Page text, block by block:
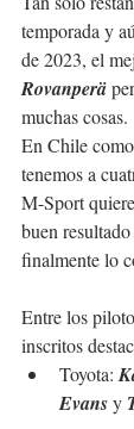
temporada y
de 2023, el
Rovanperä
muchas cosas.
En Chile
tenemos a
M-Sport
buen
finalmente lo
Entre los
inscritos
Toyota:
Evans y